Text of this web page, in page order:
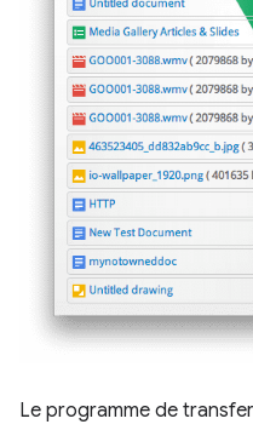
Le programme de